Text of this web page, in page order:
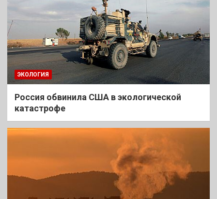
ЭКОЛОГИЯ
Россия обвинила США в экологической
катастрофе